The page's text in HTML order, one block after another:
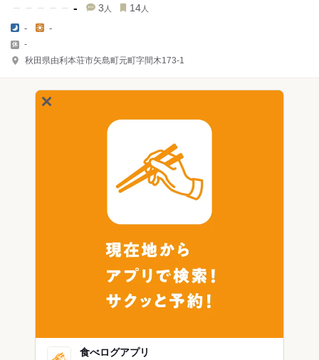
- 3 人 14 人
- -
-
秋田県由利本荘市矢島町元町字間木173-1
食べログアプリ